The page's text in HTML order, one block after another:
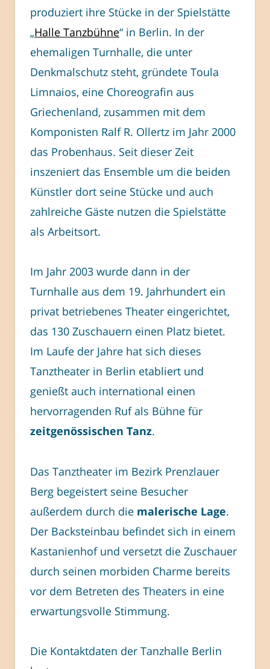
produziert ihre Stücke in der Spielstätte
„Halle Tanzbühne“ in Berlin. In der
ehemaligen Turnhalle, die unter
Denkmalschutz steht, gründete Toula
Limnaios, eine Choreografin aus
Griechenland, zusammen mit dem
Komponisten Ralf R. Ollertz im Jahr 2000
das Probenhaus. Seit dieser Zeit
inszeniert das Ensemble um die beiden
Künstler dort seine Stücke und auch
zahlreiche Gäste nutzen die Spielstätte
als Arbeitsort.
Im Jahr 2003 wurde dann in der
Turnhalle aus dem 19. Jahrhundert ein
privat betriebenes Theater eingerichtet,
das 130 Zuschauern einen Platz bietet.
Im Laufe der Jahre hat sich dieses
Tanztheater in Berlin etabliert und
genießt auch international einen
hervorragenden Ruf als Bühne für
zeitgenössischen Tanz.
Das Tanztheater im Bezirk Prenzlauer
Berg begeistert seine Besucher
außerdem durch die malerische Lage.
Der Backsteinbau befindet sich in einem
Kastanienhof und versetzt die Zuschauer
durch seinen morbiden Charme bereits
vor dem Betreten des Theaters in eine
erwartungsvolle Stimmung.
Die Kontaktdaten der Tanzhalle Berlin